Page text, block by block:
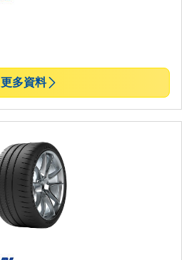
更多資料